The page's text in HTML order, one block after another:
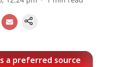
a preferred source